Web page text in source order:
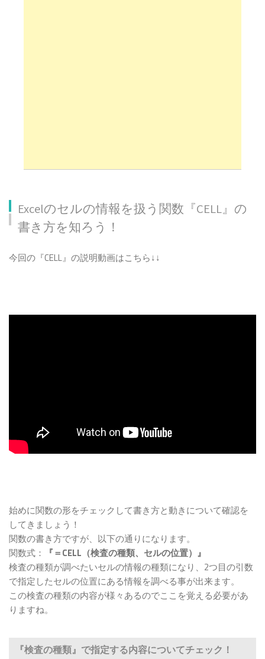
Excelのセルの情報を扱う関数『CELL』の書き方を
Excelのセルの情報を調べる『CELL』を使ってみよ
Excelのセルの位置や入力のデータ形式などの情報
Excelのセルの情報を扱う関数『CELL』の
書き方を知ろう！
今回の『CELL』の説明動画はこちら↓↓
始めに関数の形をチェックして書き方と動きについて確認を
してきましょう！
関数の書き方ですが、以下の通りになります。
関数式：
『＝CELL（検査の種類、セルの位置）』
検査の種類が調べたいセルの情報の種類になり、2つ目の引数
で指定したセルの位置にある情報を調べる事が出来ます。
この検査の種類の内容が様々あるのでここを覚える必要があ
りますね。
『検査の種類』で指定する内容についてチェック！